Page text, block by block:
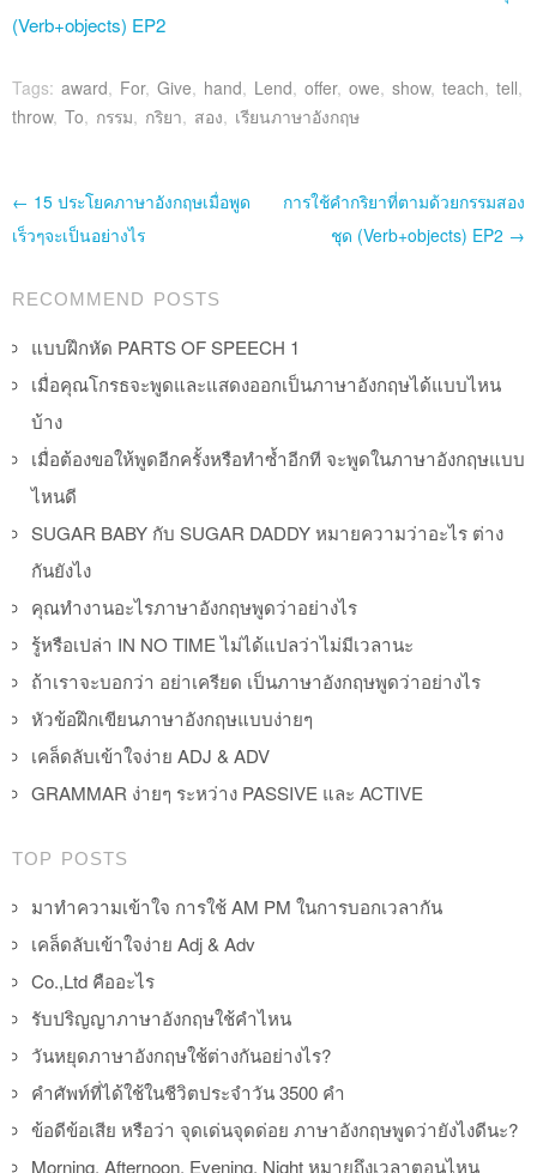
(Verb+objects) EP2
Tags: award, For, Give, hand, Lend, offer, owe, show, teach, tell,
throw, To, กรรม, กริยา, สอง, เรียนภาษาอังกฤษ
Post navigation
← 15 ประโยคภาษาอังกฤษเมื่อพูด
เร็วๆจะเป็นอย่างไร
การใช้คำกริยาที่ตามด้วยกรรมสอง
ชุด (Verb+objects) EP2 →
RECOMMEND POSTS
แบบฝึกหัด PARTS OF SPEECH 1
เมื่อคุณโกรธจะพูดและแสดงออกเป็นภาษาอังกฤษได้แบบไหน
บ้าง
เมื่อต้องขอให้พูดอีกครั้งหรือทำซ้ำอีกที จะพูดในภาษาอังกฤษแบบ
ไหนดี
SUGAR BABY กับ SUGAR DADDY หมายความว่าอะไร ต่าง
กันยังไง
คุณทำงานอะไรภาษาอังกฤษพูดว่าอย่างไร
รู้หรือเปล่า IN NO TIME ไม่ได้แปลว่าไม่มีเวลานะ
ถ้าเราจะบอกว่า อย่าเครียด เป็นภาษาอังกฤษพูดว่าอย่างไร
หัวข้อฝึกเขียนภาษาอังกฤษแบบง่ายๆ
เคล็ดลับเข้าใจง่าย ADJ & ADV
GRAMMAR ง่ายๆ ระหว่าง PASSIVE และ ACTIVE
TOP POSTS
มาทำความเข้าใจ การใช้ AM PM ในการบอกเวลากัน
เคล็ดลับเข้าใจง่าย Adj & Adv
Co.,Ltd คืออะไร
รับปริญญาภาษาอังกฤษใช้คำไหน
วันหยุดภาษาอังกฤษใช้ต่างกันอย่างไร?
คำศัพท์ที่ได้ใช้ในชีวิตประจำวัน 3500 คำ
ข้อดีข้อเสีย หรือว่า จุดเด่นจุดด่อย ภาษาอังกฤษพูดว่ายังไงดีนะ?
Morning, Afternoon, Evening, Night หมายถึงเวลาตอนไหน